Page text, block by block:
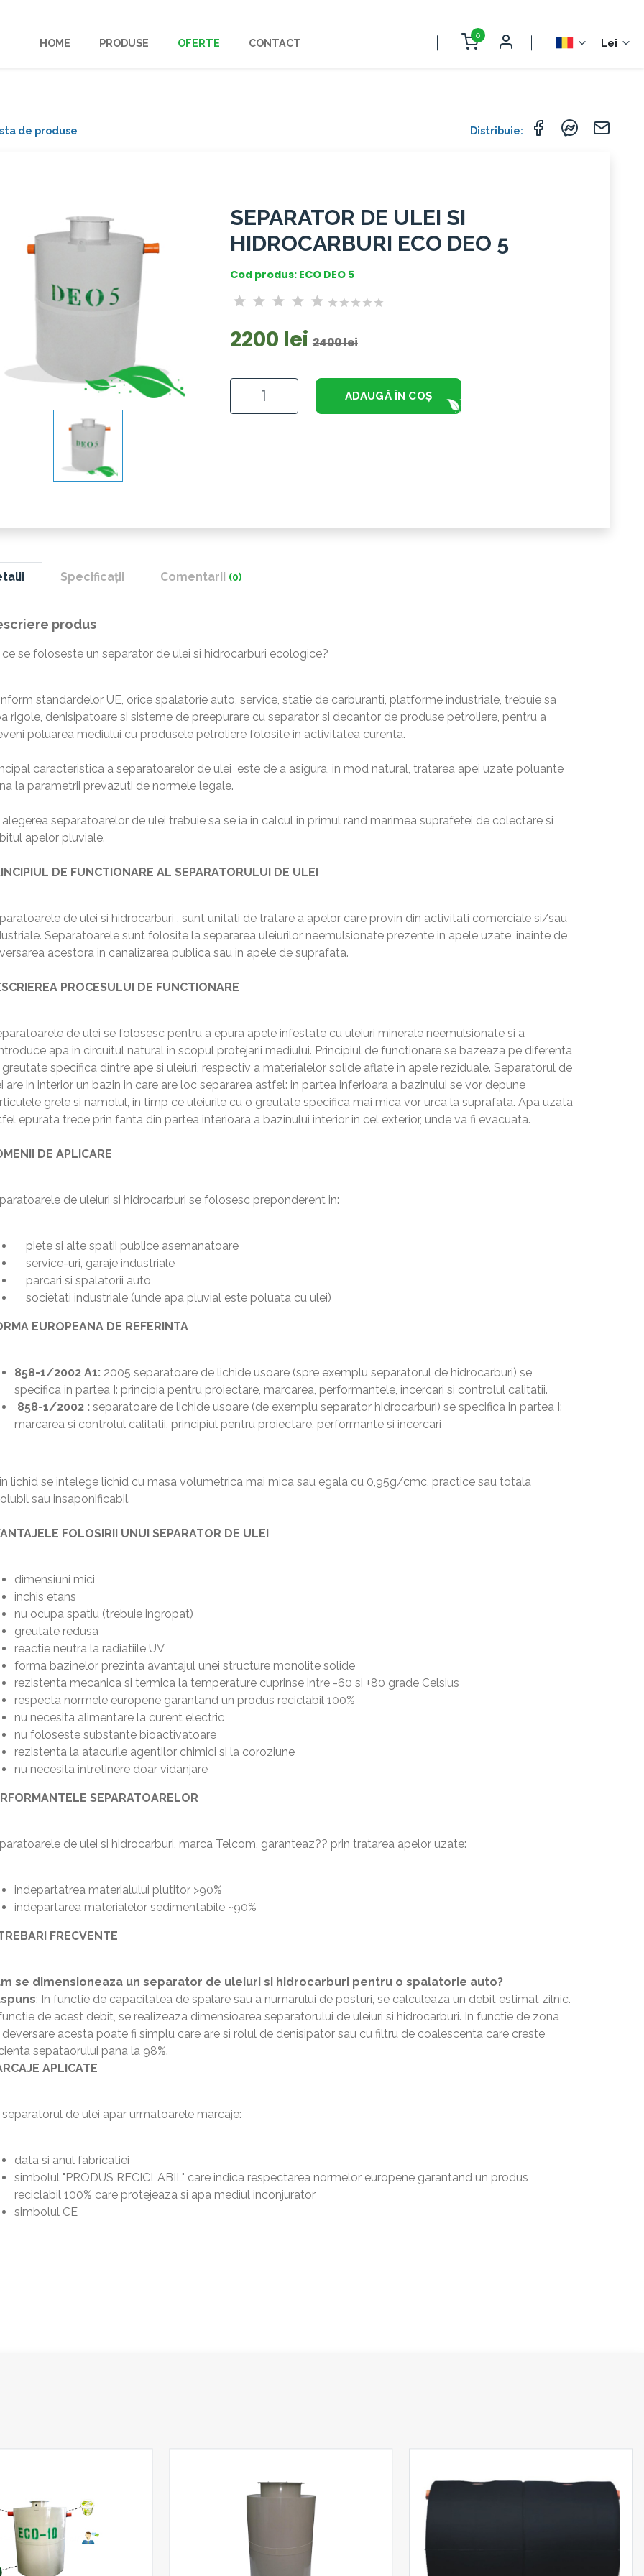
HOME PRODUSE OFERTE CONTACT
0
Lei
de produse Distribuie:
SEPARATOR DE ULEI SI
HIDROCARBURI ECO DEO 5
Cod produs: ECO DEO 5
2200 lei 2400 lei
ADAUGĂ ÎN COȘ
Specificații Comentarii (0)
produs
se foloseste un separator de ulei si hidrocarburi ecologice?
standardelor UE, orice spalatorie auto, service, statie de carburanti, platforme industriale, trebuie sa
rigole, denisipatoare si sisteme de preepurare cu separator si decantor de produse petroliere, pentru a
poluarea mediului cu produsele petroliere folosite in activitatea curenta.
caracteristica a separatoarelor de ulei este de a asigura, in mod natural, tratarea apei uzate poluante
la parametrii prevazuti de normele legale.
separatoarelor de ulei trebuie sa se ia in calcul in primul rand marimea suprafetei de colectare si
apelor pluviale.
DE FUNCTIONARE AL SEPARATORULUI DE ULEI
de ulei si hidrocarburi , sunt unitati de tratare a apelor care provin din activitati comerciale si/sau
Separatoarele sunt folosite la separarea uleiurilor neemulsionate prezente in apele uzate, inainte de
acestora in canalizarea publica sau in apele de suprafata.
PROCESULUI DE FUNCTIONARE
de ulei se folosesc pentru a epura apele infestate cu uleiuri minerale neemulsionate si a
apa in circuitul natural in scopul protejarii mediului. Principiul de functionare se bazeaza pe diferenta
specifica dintre ape si uleiuri, respectiv a materialelor solide aflate in apele reziduale. Separatorul de
are in interior un bazin in care are loc separarea astfel: in partea inferioara a bazinului se vor depune
grele si namolul, in timp ce uleiurile cu o greutate specifica mai mica vor urca la suprafata. Apa uzata
epurata trece prin fanta din partea interioara a bazinului interior in cel exterior, unde va fi evacuata.
DE APLICARE
de uleiuri si hidrocarburi se folosesc preponderent in:
piete si alte spatii publice asemanatoare
service-uri, garaje industriale
parcari si spalatorii auto
societati industriale (unde apa pluvial este poluata cu ulei)
EUROPEANA DE REFERINTA
858-1/2002 A1: 2005 separatoare de lichide usoare (spre exemplu separatorul de hidrocarburi) se
specifica in partea I: principia pentru proiectare, marcarea, performantele, incercari si controlul calitatii.
858-1/2002 : separatoare de lichide usoare (de exemplu separator hidrocarburi) se specifica in partea I:
marcarea si controlul calitatii, principiul pentru proiectare, performante si incercari
lichid se intelege lichid cu masa volumetrica mai mica sau egala cu 0,95g/cmc, practice sau totala
sau insaponificabil.
FOLOSIRII UNUI SEPARATOR DE ULEI
dimensiuni mici
inchis etans
nu ocupa spatiu (trebuie ingropat)
greutate redusa
reactie neutra la radiatiile UV
forma bazinelor prezinta avantajul unei structure monolite solide
rezistenta mecanica si termica la temperature cuprinse intre -60 si +80 grade Celsius
respecta normele europene garantand un produs reciclabil 100%
nu necesita alimentare la curent electric
nu foloseste substante bioactivatoare
rezistenta la atacurile agentilor chimici si la coroziune
nu necesita intretinere doar vidanjare
SEPARATOARELOR
de ulei si hidrocarburi, marca Telcom, garanteaz?? prin tratarea apelor uzate:
indepartatrea materialului plutitor >90%
indepartarea materialelor sedimentabile ~90%
FRECVENTE
se dimensioneaza un separator de uleiuri si hidrocarburi pentru o spalatorie auto?
: In functie de capacitatea de spalare sau a numarului de posturi, se calculeaza un debit estimat zilnic.
de acest debit, se realizeaza dimensioarea separatorului de uleiuri si hidrocarburi. In functie de zona
acesta poate fi simplu care are si rolul de denisipator sau cu filtru de coalescenta care creste
sepataorului pana la 98%.
APLICATE
separatorul de ulei apar urmatoarele marcaje:
data si anul fabricatiei
simbolul "PRODUS RECICLABIL" care indica respectarea normelor europene garantand un produs
reciclabil 100% care protejeaza si apa mediul inconjurator
simbolul CE